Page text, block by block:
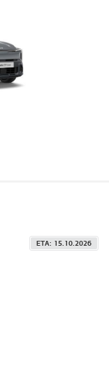
ETA: 15.10.2026